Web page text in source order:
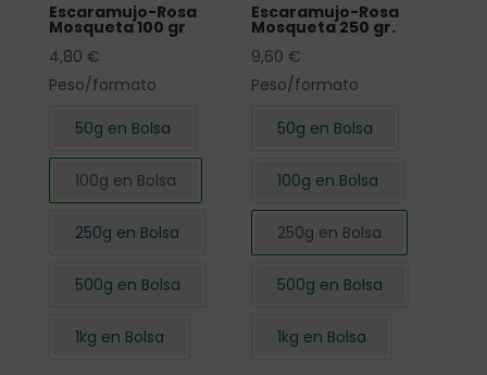
Escaramujo-Rosa
Mosqueta 100 gr
4,80 €
Peso/formato
50g en Bolsa
100g en Bolsa
250g en Bolsa
500g en Bolsa
1kg en Bolsa
Escaramujo-Rosa
Mosqueta 250 gr.
9,60 €
Peso/formato
50g en Bolsa
100g en Bolsa
250g en Bolsa
500g en Bolsa
1kg en Bolsa